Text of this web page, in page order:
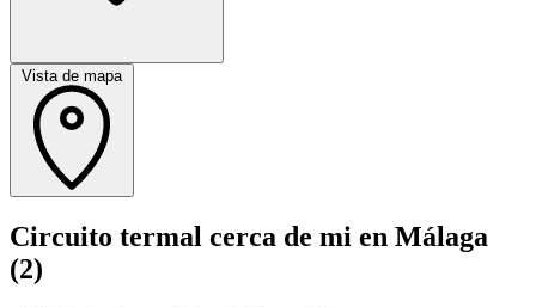
Vista de mapa
Circuito termal cerca de mi en Málaga
(2)